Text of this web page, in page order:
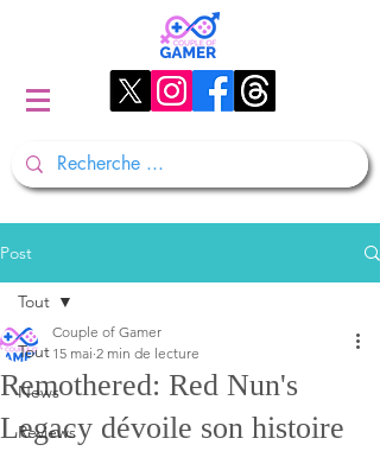
Post
Tout
News
Reviews
Tout
Remothered: Red Nun's
Legacy dévoile son histoire
Couple of Gamer
15 mai 2 min de lecture